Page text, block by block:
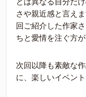
さや親近感と言え
回ご紹介した作家
ちと愛情を注ぐ方
次回以降も素敵な
に、楽しいイベン